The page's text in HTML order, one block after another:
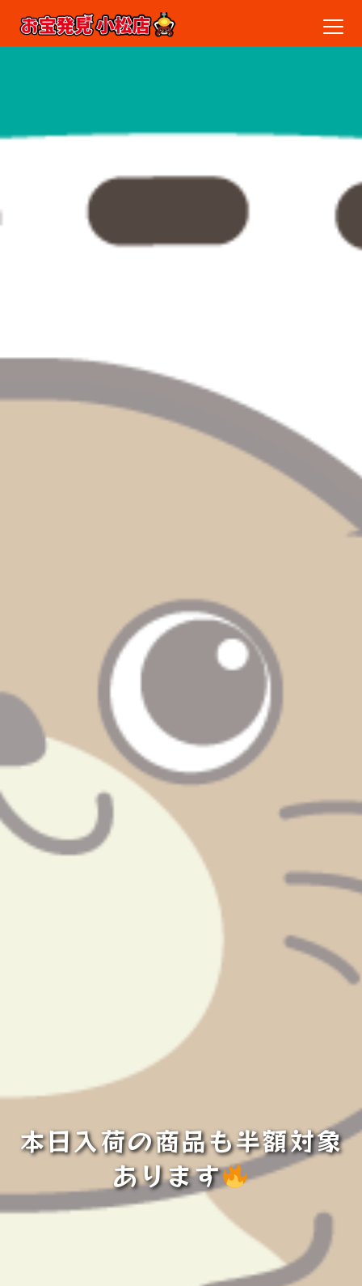
本日入荷の商品も半額対象
あります